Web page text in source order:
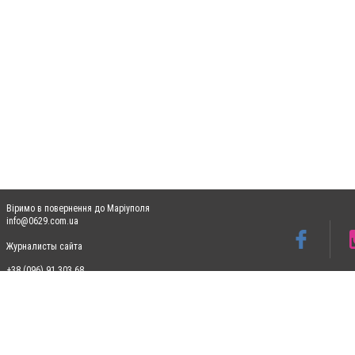
Віримо в повернення до Маріуполя
info@0629.com.ua
Журналисты сайта
+38 (096) 91 303 68